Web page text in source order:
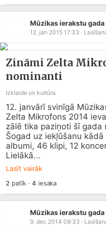
Mūzikas ierakstu
12. jan 2015 17:33 ·
Zināmi Zelta
nominanti
Izklaide un kultūra
12. janvārī svinīgā
Zelta Mikrofons 2014
zālē tika paziņoti šī gada
Šogad uz iekļūšanu
albumi, 46 klipi, 12
Lielākā...
Lasīt vairāk
2 patīk ·4 iesaka
Mūzikas ierakstu
9. dec 2014 08:33 ·